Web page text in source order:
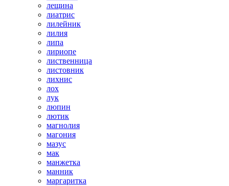
лещина
лиатрис
лилейник
лилия
липа
лириопе
лиственница
листовник
лихнис
лох
лук
люпин
лютик
магнолия
магония
мазус
мак
манжетка
манник
маргаритка